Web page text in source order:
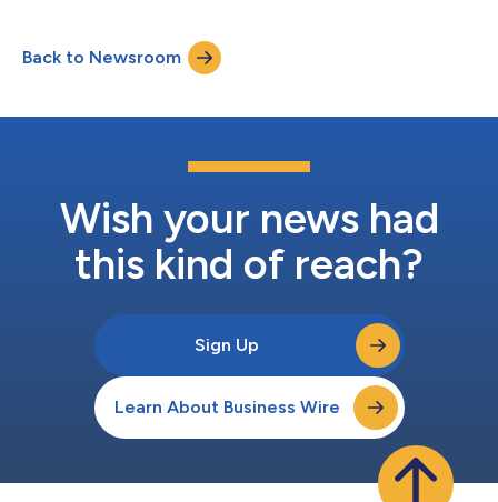
Princípios, a TDI defende a segurança, a gestão ambiental, a
preservação cultural e o desenvolvimento centrado na
comunidade por meio de tecnologi...
Back to Newsroom
Wish your news had
this kind of reach?
Sign Up
Learn About Business Wire